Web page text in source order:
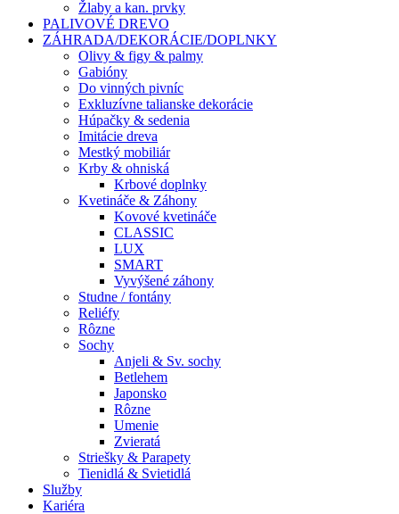
Žlaby a kan. prvky
PALIVOVÉ DREVO
ZÁHRADA/DEKORÁCIE/DOPLNKY
Olivy & figy & palmy
Gabióny
Do vinných pivníc
Exkluzívne talianske dekorácie
Húpačky & sedenia
Imitácie dreva
Mestký mobiliár
Krby & ohniská
Krbové doplnky
Kvetináče & Záhony
Kovové kvetináče
CLASSIC
LUX
SMART
Vyvýšené záhony
Studne / fontány
Reliéfy
Rôzne
Sochy
Anjeli & Sv. sochy
Betlehem
Japonsko
Rôzne
Umenie
Zvieratá
Striešky & Parapety
Tienidlá & Svietidlá
Služby
Kariéra